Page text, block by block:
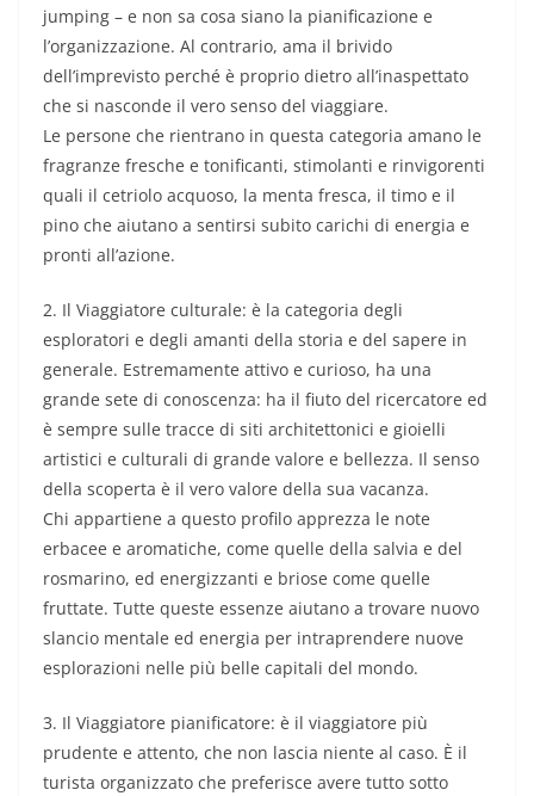
jumping – e non sa cosa siano la pianificazione e
l’organizzazione. Al contrario, ama il brivido
dell’imprevisto perché è proprio dietro all’inaspettato
che si nasconde il vero senso del viaggiare.
Le persone che rientrano in questa categoria amano le
fragranze fresche e tonificanti, stimolanti e rinvigorenti
quali il cetriolo acquoso, la menta fresca, il timo e il
pino che aiutano a sentirsi subito carichi di energia e
pronti all’azione.
2. Il Viaggiatore culturale: è la categoria degli
esploratori e degli amanti della storia e del sapere in
generale. Estremamente attivo e curioso, ha una
grande sete di conoscenza: ha il fiuto del ricercatore ed
è sempre sulle tracce di siti architettonici e gioielli
artistici e culturali di grande valore e bellezza. Il senso
della scoperta è il vero valore della sua vacanza.
Chi appartiene a questo profilo apprezza le note
erbacee e aromatiche, come quelle della salvia e del
rosmarino, ed energizzanti e briose come quelle
fruttate. Tutte queste essenze aiutano a trovare nuovo
slancio mentale ed energia per intraprendere nuove
esplorazioni nelle più belle capitali del mondo.
3. Il Viaggiatore pianificatore: è il viaggiatore più
prudente e attento, che non lascia niente al caso. È il
turista organizzato che preferisce avere tutto sotto